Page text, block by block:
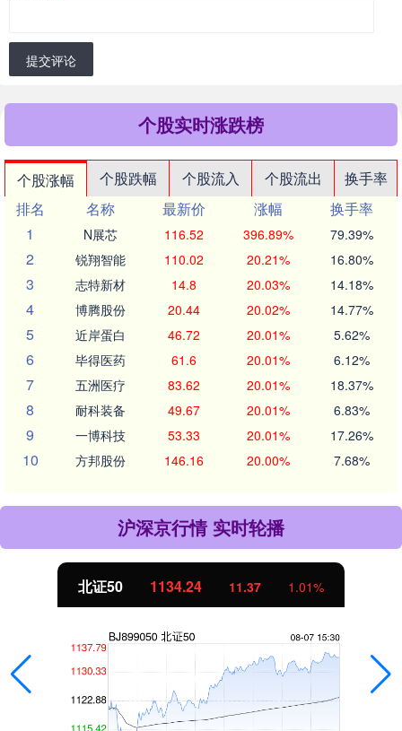
提交评论
个股实时涨跌榜
个股涨幅 个股跌幅 个股流入 个股流出
换手率
排名
名称 最新价 涨幅
换手率
1
N展芯 116.52 396.89% 79.39%
2 锐翔智能 110.02 20.21% 16.80%
3 志特新材 14.8 20.03% 14.18%
4 博腾股份 20.44 20.02% 14.77%
5 近岸蛋白 46.72 20.01% 5.62%
6 毕得医药 61.6 20.01% 6.12%
7 五洲医疗 83.62 20.01% 18.37%
8 耐科装备 49.67 20.01% 6.83%
9 一博科技 53.33 20.01% 17.26%
10 方邦股份 146.16 20.00% 7.68%
沪深京行情 实时轮播
北证50 1134.24 11.37 1.01%